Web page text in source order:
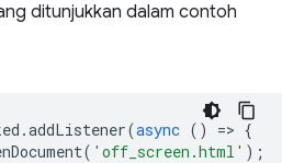
ditunjukkan dalam contoh
.addListener(async () => {
( 'off_screen.html' );